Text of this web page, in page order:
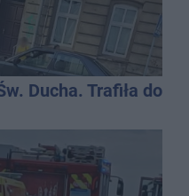
Ducha. Trafiła do